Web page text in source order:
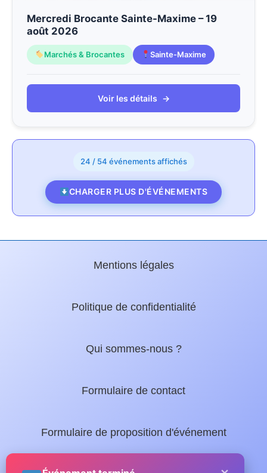
Mercredi Brocante Sainte-Maxime – 19
août 2026
Marchés & Brocantes Sainte-Maxime
Voir les détails →
24 / 54 événements affichés
CHARGER PLUS D'ÉVÉNEMENTS
Mentions légales
Politique de confidentialité
Qui sommes-nous ?
Formulaire de contact
Formulaire de proposition d'événement